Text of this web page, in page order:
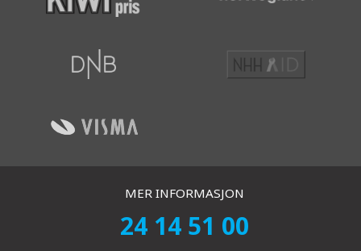
MER INFORMASJON
24 14 51 00